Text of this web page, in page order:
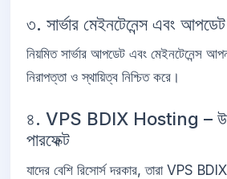
৩. সার্ভার মেইনটেনেন্স এবং আপডেট
নিয়মিত সার্ভার আপডেট এবং মেইনটেনেন্স
নিরাপত্তা ও স্থায়িত্ব নিশ্চিত করে।
৪. VPS BDIX Hosting –
পারফেক্ট
যাদের বেশি রিসোর্স দরকার, তারা VPS